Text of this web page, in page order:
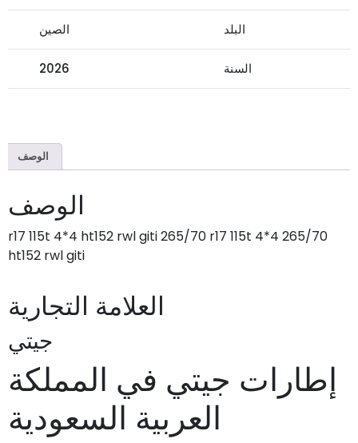
البلد الصين
السنة 2026
الوصف
الوصف
265/70 r17 115t 4*4 ht152 rwl giti 265/70 r17 115t 4*4
ht152 rwl giti
العلامة التجارية
جيتي
إطارات جيتي في المملكة
العربية السعودية